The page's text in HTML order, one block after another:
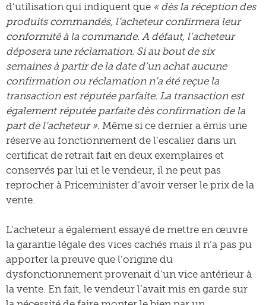
d’utilisation qui indiquent que « dès la réception des
produits commandés, l’acheteur confirmera leur
conformité à la commande. A défaut, l’acheteur
déposera une réclamation. Si au bout de six
semaines à partir de la date d’un achat aucune
confirmation ou réclamation n’a été reçue la
transaction est réputée parfaite. La transaction est
également réputée parfaite dès confirmation de la
part de l’acheteur ». Même si ce dernier a émis une
réserve au fonctionnement de l’escalier dans un
certificat de retrait fait en deux exemplaires et
conservés par lui et le vendeur, il ne peut pas
reprocher à Priceminister d’avoir verser le prix de la
vente.
L’acheteur a également essayé de mettre en œuvre
la garantie légale des vices cachés mais il n’a pas pu
apporter la preuve que l’origine du
dysfonctionnement provenait d’un vice antérieur à
la vente. En fait, le vendeur l’avait mis en garde sur